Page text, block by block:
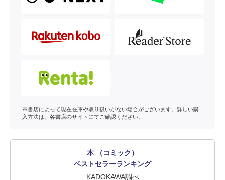
※書店によって現在在庫や取り扱いがない場合がございます。詳しい購
入方法は、各書店のサイトにてご確認ください。
本 （コミック）
ベストセラーランキング
KADOKAWA調べ